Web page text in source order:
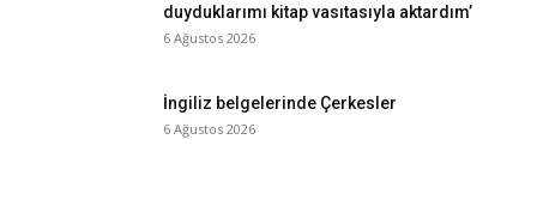
duyduklarımı kitap vasıtasıyla aktardım’
6 Ağustos 2026
İngiliz belgelerinde Çerkesler
6 Ağustos 2026